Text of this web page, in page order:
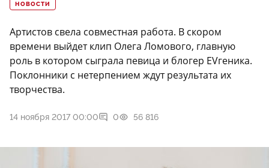
НОВОСТИ
Артистов свела совместная работа. В скором
времени выйдет клип Олега Ломового, главную
роль в котором сыграла певица и блогер ЕVгеника.
Поклонники с нетерпением ждут результата их
творчества.
14 ноября 2017 00:00 0 56 816